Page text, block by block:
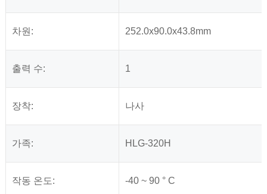
차원: 252.0x90.0x43.8mm
출력 수: 1
장착: 나사
가족: HLG-320H
작동 온도: -40 ~ 90 ° C